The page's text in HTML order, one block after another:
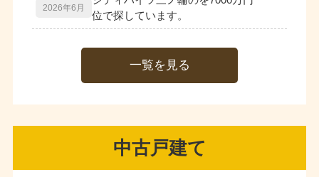
一覧を見る
中古戸建て